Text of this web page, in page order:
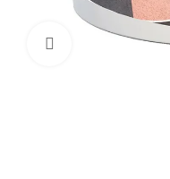
Увеличить